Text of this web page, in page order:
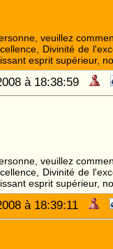
veuillez
Divinité de
esprit supérieur,
à 18:38:59
veuillez
Divinité de
esprit supérieur,
à 18:39:11